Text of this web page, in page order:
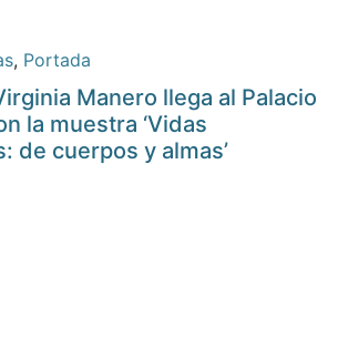
, Portada
Manero llega al Palacio
la muestra ‘Vidas
de cuerpos y almas’